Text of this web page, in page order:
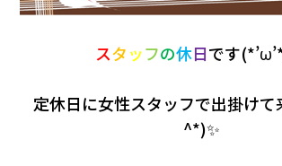
スタッフの休日です
定休日に女性スタッフで出掛け
^*)✨